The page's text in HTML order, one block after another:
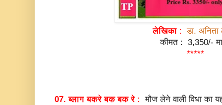
लेखिका :डा. अनिता
कीमत : 3,350/-
*****
07. ब्लाग बकरे बक बक रे :
मौज लेने वाली विधा